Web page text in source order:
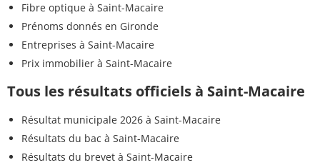
Fibre optique à Saint-Macaire
Prénoms donnés en Gironde
Entreprises à Saint-Macaire
Prix immobilier à Saint-Macaire
Tous les résultats officiels à Saint-Macaire
Résultat municipale 2026 à Saint-Macaire
Résultats du bac à Saint-Macaire
Résultats du brevet à Saint-Macaire